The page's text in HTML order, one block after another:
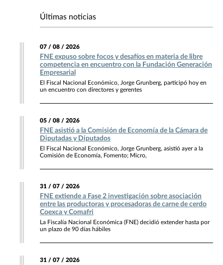
Últimas noticias
07 / 08 / 2026
FNE expuso sobre focos y desafíos en materia de libre
competencia en encuentro con la Fundación Generación
Empresarial
El Fiscal Nacional Económico, Jorge Grunberg, participó hoy en
un encuentro con directores y gerentes
05 / 08 / 2026
FNE asistió a la Comisión de Economía de la Cámara de
Diputadas y Diputados
El Fiscal Nacional Económico, Jorge Grunberg, asistió ayer a la
Comisión de Economía, Fomento; Micro,
31 / 07 / 2026
FNE extiende a Fase 2 investigación sobre asociación
entre las productoras y procesadoras de carne de cerdo
Coexca y Comafri
La Fiscalía Nacional Económica (FNE) decidió extender hasta por
un plazo de 90 días hábiles
31 / 07 / 2026